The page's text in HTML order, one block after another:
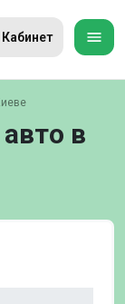
Кабинет
в